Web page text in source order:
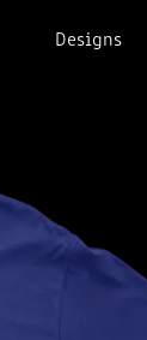
Designs